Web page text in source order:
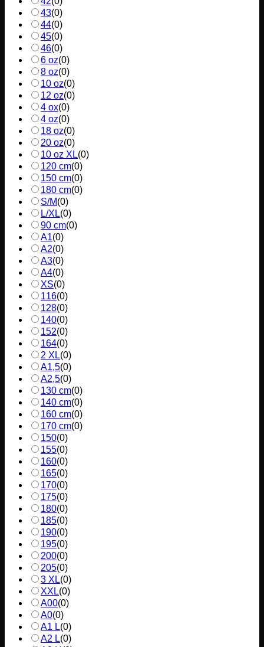
43(0)
44(0)
45(0)
46(0)
6 oz(0)
8 oz(0)
10 oz(0)
12 oz(0)
4 ox(0)
4 oz(0)
18 oz(0)
20 oz(0)
10 oz XL(0)
120 cm(0)
150 cm(0)
180 cm(0)
S/M(0)
L/XL(0)
90 cm(0)
A1(0)
A2(0)
A3(0)
A4(0)
XS(0)
116(0)
128(0)
140(0)
152(0)
164(0)
2 XL(0)
A1,5(0)
A2,5(0)
130 cm(0)
140 cm(0)
160 cm(0)
170 cm(0)
150(0)
155(0)
160(0)
165(0)
170(0)
175(0)
180(0)
185(0)
190(0)
195(0)
200(0)
205(0)
3 XL(0)
XXL(0)
A00(0)
A0(0)
A1 L(0)
A2 L(0)